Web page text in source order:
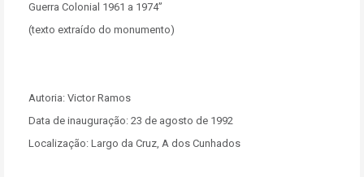
Guerra Colonial 1961 a 1974”
(texto extraído do monumento)
Autoria: Victor Ramos
Data de inauguração: 23 de agosto de 1992
Localização: Largo da Cruz, A dos Cunhados